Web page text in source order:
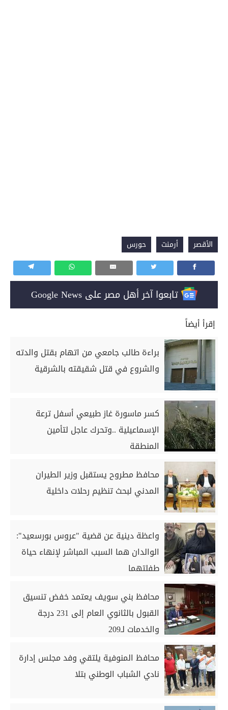
الأقصر أرمنت حورس
تابعوا آخر أهل مصر على Google News
إقرأ أيضاً
براءة طالب جامعي من اتهام بقتل والدته
والشروع في قتل شقيقته بالشرقية
كسر ماسورة غاز طبيعي أسفل ترعة
الإسماعيلية ..وتحرك عاجل لتأمين
المنطقة
محافظ مطروح يستقبل وزير الطيران
المدني لبحث تنظيم رحلات داخلية
واعظة دينية عن قضية "عروس بورسعيد":
الوالدان هما السبب المباشر لإنهاء حياة
طفلتهما
محافظ بني سويف يعتمد خفض تنسيق
القبول بالثانوي العام إلى 231 درجة
والخدمات لـ209
محافظ المنوفية يلتقي وفد مجلس إدارة
نادي الشباب الوطني بتلا